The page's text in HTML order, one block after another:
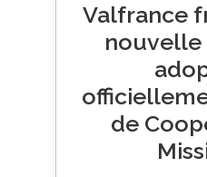
Valfrance
nouvelle
de